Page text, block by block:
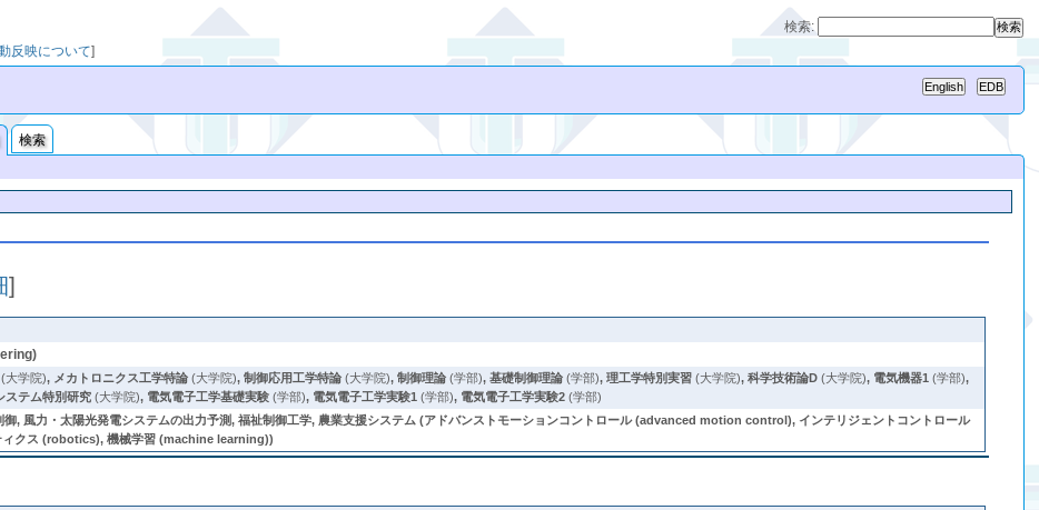
検索:
反映について]
検索
]
(大学院), メカトロニクス工学特論 (大学院),制御応用工学特論 (大学院),制御理論 (学部),基礎制御理論 (学部),理工学特別実習 (大学院),科学技術論D (大学院), 電気機器1 (学部),
ステム特別研究 (大学院), 電気電子工学基礎実験 (学部), 電気電子工学実験1 (学部), 電気電子工学実験2 (学部)
御, 風力・太陽光発電システムの出力予測, 福祉制御工学, 農業支援システム (アドバンストモーションコントロール (advanced motion control), インテリジェントコントロール
クス (robotics), 機械学習 (machine learning))